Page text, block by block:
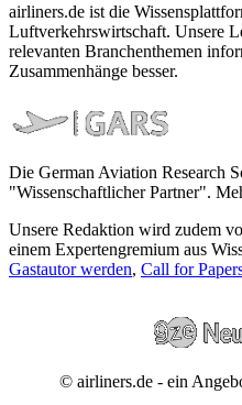
airliners.de ist die
Luftverkehrswirtschaft. Unsere
relevanten Branchenthemen
Zusammenhänge besser.
Die German Aviation Research
"Wissenschaftlicher Partner".
Unsere Redaktion wird zudem
einem Expertengremium aus
Gastautor werden, Call for
© airliners.de - ein